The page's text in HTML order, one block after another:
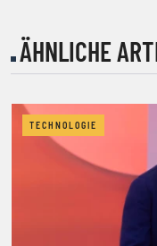
ÄHNLICHE
TECHNOLOGIE